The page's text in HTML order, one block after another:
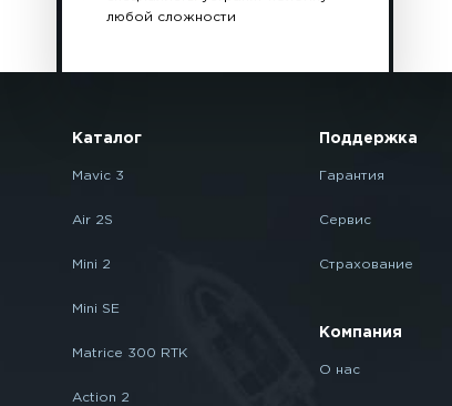
любой сложности
Каталог
Mavic 3
Air 2S
Mini 2
Mini SE
Matrice 300 RTK
Action 2
Поддержка
Гарантия
Сервис
Страхование
Компания
О нас